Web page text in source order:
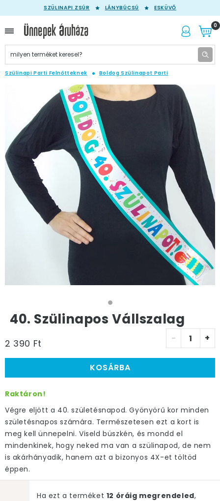
SZÜLINAPI ZSÚR LÁNYBÚCSÚ ESKÜVŐ
0
Szülinapi Parti Felnőtteknek Boldog Szülinapot Parti
40. Szülinapos Vállszalag
2 390 Ft - +
KOSÁRBA
Raktáron!
Végre eljött a 40. születésnapod. Gyönyörű kor minden
születésnapos számára. Természetesen ezt a kort is
meg kell ünnepelni. Viseld büszkén, és mondd el
mindenkinek, hogy neked ma van a szülinapod, de nem
is akárhányadik, hanem azt a bizonyos 4X-et töltöd
éppen.
Ha ezt a terméket 12 óráig megrendeled,